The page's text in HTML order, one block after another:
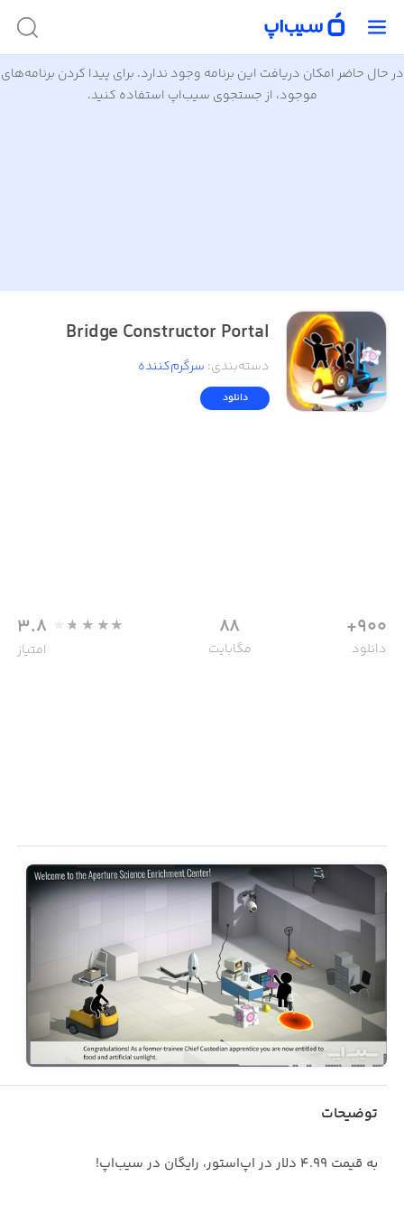
در حال حاضر امکان دریافت این برنامه وجود ندارد. برای پیدا کردن برنامه‌های
موجود، از جستجوی سیب‌اپ استفاده کنید.
Bridge Constructor Portal
دسته‌بندی: سرگرم‌کننده
دانلود
900+
دانلود
88
مگابایت
3.8
امتیاز
توضیحات
به قیمت ۴.۹۹ دلار در اپ‌استور، رایگان در سیب‌اپ!